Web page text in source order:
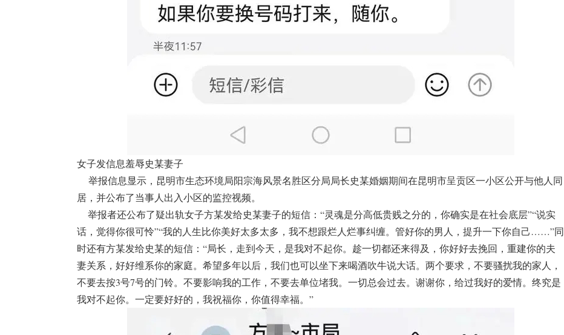
女子发信息羞辱史某妻子
举报信息显示，昆明市生态环境局阳宗海风景名胜区分局局长史某婚姻期间在昆明市呈贡区一小区公开与他人同
居，并公布了当事人出入小区的监控视频。
举报者还公布了疑出轨女子方某发给史某妻子的短信：“灵魂是分高低贵贱之分的，你确实是在社会底层”“说实
话，觉得你很可怜”“我的人生比你美好太多太多，我不想跟烂人烂事纠缠。管好你的男人，提升一下你自己……”同
时还有方某发给史某的短信：“局长，走到今天，是我对不起你。趁一切都还来得及，你好好去挽回，重建你的夫
妻关系，好好维系你的家庭。希望多年以后，我们也可以坐下来喝酒吹牛说大话。两个要求，不要骚扰我的家人，
不要去按3号7号的门铃。不要影响我的工作，不要去单位堵我。一切总会过去。谢谢你，给过我好的爱情。终究是
我对不起你。一定要好好的，我祝福你，你值得幸福。”